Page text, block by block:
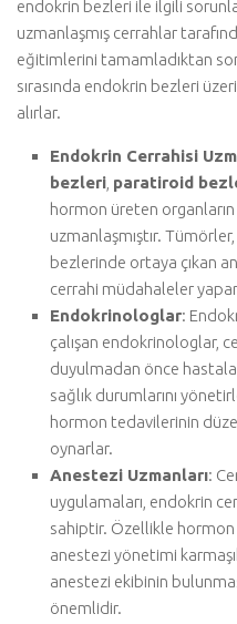
endokrin bezleri ile ilgili
uzmanlaşmış cerrahlar
eğitimlerini tamamladıktan
sırasında endokrin bezleri
alırlar.
Endokrin Cerrahisi
bezleri paratiroid
hormon üreten
uzmanlaşmıştır.
bezlerinde ortaya çıkan
cerrahi müdahaleler
Endokrinologlar:
çalışan endokrinologlar,
duyulmadan önce
sağlık durumlarını
hormon tedavilerinin
oynarlar.
Anestezi Uzmanları:
uygulamaları, endokrin
sahiptir. Özellikle
anestezi yönetimi
anestezi ekibinin
önemlidir.